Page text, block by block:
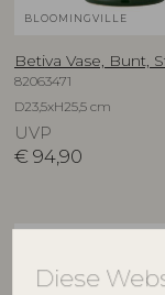
Diese
BLOOMINGVILLE
Betiva Vase, Bunt,
82063471
D23,5xH25,5 cm
UVP
€ 94,90